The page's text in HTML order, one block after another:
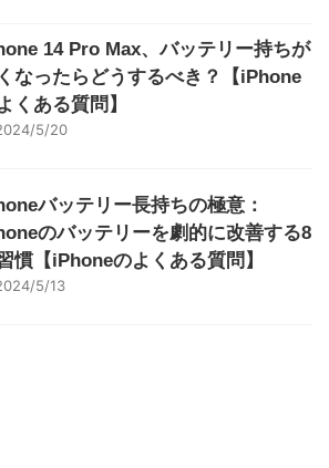
14 Pro Max、バッテリー持ちが
なったらどうするべき？【iPhone
くある質問】
5/20
バッテリー長持ちの極意：
のバッテリーを劇的に改善する8
慣【iPhoneのよくある質問】
5/13